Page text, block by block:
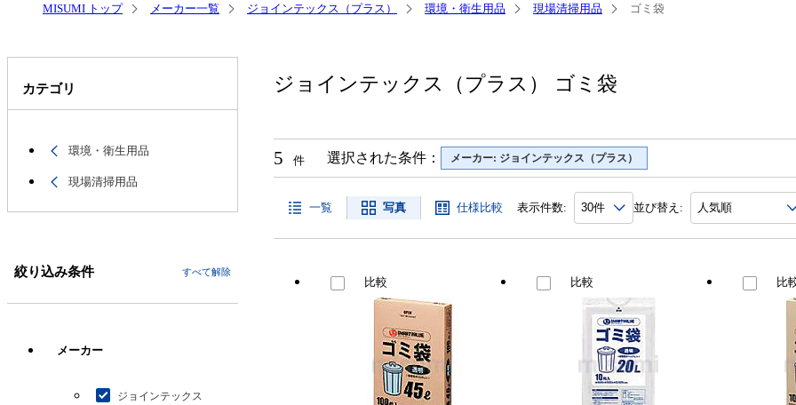
MISUMI トップ メーカー一覧 ジョインテックス（プラス） 環境・衛生用品 現場清掃用品 ゴミ袋
カテゴリ
環境・衛生用品
現場清掃用品
絞り込み条件 すべて解除
メーカー
ジョインテックス
ジョインテックス（プラス） ゴミ袋
5 件 選択された条件： メーカー: ジョインテックス（プラス）
一覧 写真 仕様比較 表示件数: 並び替え:
比較 比較 比